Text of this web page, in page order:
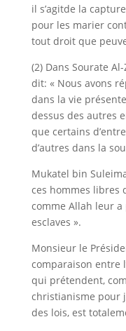
il s’agitde la
pour les marier
tout droit que
(2) Dans Sourate
dit: « Nous avons
dans la vie
dessus des autres
que certains
d’autres dans la
Mukatel bin
ces hommes libres
comme Allah leur
esclaves ».
Monsieur le
comparaison entre
qui prétendent,
christianisme pour
des lois, est